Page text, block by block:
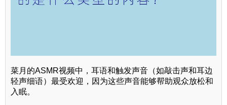
菜月的ASMR视频中，耳语和触发声音（如敲击声和耳边
轻声细语）最受欢迎，因为这些声音能够帮助观众放松和
入眠。